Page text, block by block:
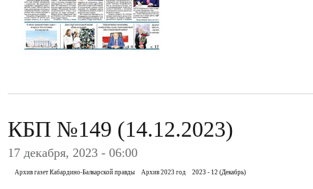
КБП №149 (14.12.2023)
17 декабря, 2023 - 06:00
Архив газет Кабардино-Балкарской правды Архив 2023 год 2023 - 12 (Декабрь)